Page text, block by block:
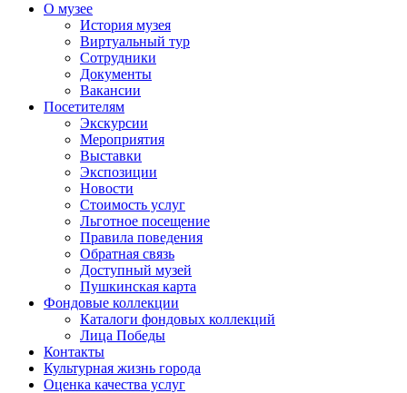
О музее
История музея
Виртуальный тур
Сотрудники
Документы
Вакансии
Посетителям
Экскурсии
Мероприятия
Выставки
Экспозиции
Новости
Стоимость услуг
Льготное посещение
Правила поведения
Обратная связь
Доступный музей
Пушкинская карта
Фондовые коллекции
Каталоги фондовых коллекций
Лица Победы
Контакты
Культурная жизнь города
Оценка качества услуг